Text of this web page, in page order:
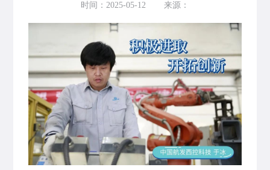
社会责任
联系我们
时间：2025-05-12 来源：